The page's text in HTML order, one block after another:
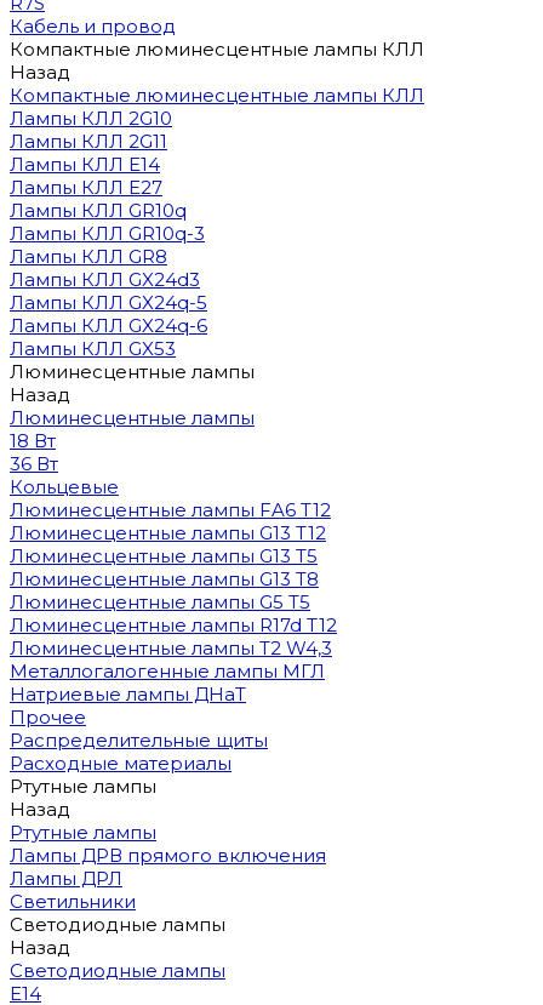
Кабель и провод
Компактные люминесцентные лампы КЛЛ
Назад
Компактные люминесцентные лампы КЛЛ
Лампы КЛЛ 2G10
Лампы КЛЛ 2G11
Лампы КЛЛ E14
Лампы КЛЛ E27
Лампы КЛЛ GR10q
Лампы КЛЛ GR10q-3
Лампы КЛЛ GR8
Лампы КЛЛ GX24d3
Лампы КЛЛ GX24q-5
Лампы КЛЛ GX24q-6
Лампы КЛЛ GX53
Люминесцентные лампы
Назад
Люминесцентные лампы
18 Вт
36 Вт
Кольцевые
Люминесцентные лампы FA6 T12
Люминесцентные лампы G13 T12
Люминесцентные лампы G13 T5
Люминесцентные лампы G13 T8
Люминесцентные лампы G5 T5
Люминесцентные лампы R17d T12
Люминесцентные лампы T2 W4,3
Металлогалогенные лампы МГЛ
Натриевые лампы ДНаТ
Прочее
Распределительные щиты
Расходные материалы
Ртутные лампы
Назад
Ртутные лампы
Лампы ДРВ прямого включения
Лампы ДРЛ
Светильники
Светодиодные лампы
Назад
Светодиодные лампы
E14